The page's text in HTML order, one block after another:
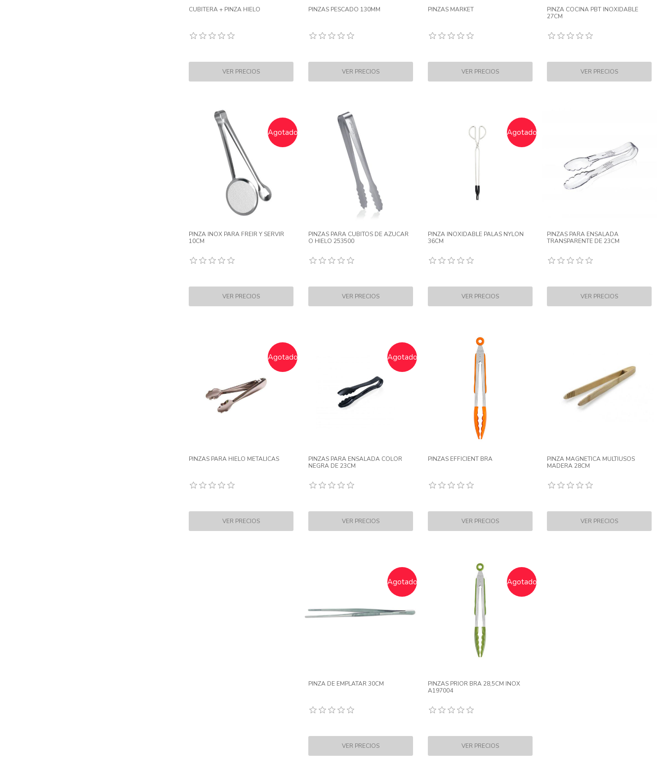
CUBITERA + PINZA HIELO PINZAS PESCADO 130MM PINZAS MARKET
PINZA COCINA PBT INOXIDABLE
27CM
Agotado
PINZA INOX PARA FREIR Y SERVIR
10CM
PINZAS PARA CUBITOS DE AZUCAR
O HIELO 253500
Agotado
PINZA INOXIDABLE PALAS NYLON
36CM
PINZAS PARA ENSALADA
TRANSPARENTE DE 23CM
Agotado
PINZAS PARA HIELO METALICAS
Agotado
PINZAS PARA ENSALADA COLOR
NEGRA DE 23CM
PINZAS EFFICIENT BRA
PINZA MAGNETICA MULTIUSOS
MADERA 28CM
Agotado
PINZA DE EMPLATAR 30CM
Agotado
PINZAS PRIOR BRA 28,5CM INOX
A197004